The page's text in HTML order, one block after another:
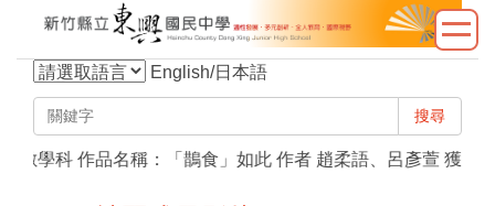
English/日本語
搜尋
作品名稱：「鵲食」如此 作者 趙柔語、呂彥萱 獲 第三